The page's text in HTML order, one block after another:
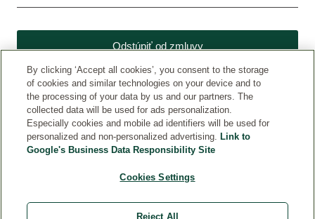
Odstúpiť od zmluvy
Krajina © Weleda 2026
By clicking ‘Accept all cookies’, you consent to the storage
of cookies and similar technologies on your device and to
the processing of your data by us and our partners. The
collected data will be used for ads personalization.
Especially cookies and mobile ad identifiers will be used for
personalized and non-personalized advertising. Link to
Google's Business Data Responsibility Site
Cookies Settings
Reject All